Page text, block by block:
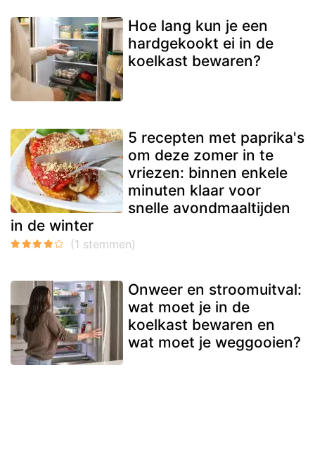
Hoe lang kun je een
hardgekookt ei in de
koelkast bewaren?
5 recepten met paprika's
om deze zomer in te
vriezen: binnen enkele
minuten klaar voor
snelle avondmaaltijden
in de winter
Onweer en stroomuitval:
wat moet je in de
koelkast bewaren en
wat moet je weggooien?